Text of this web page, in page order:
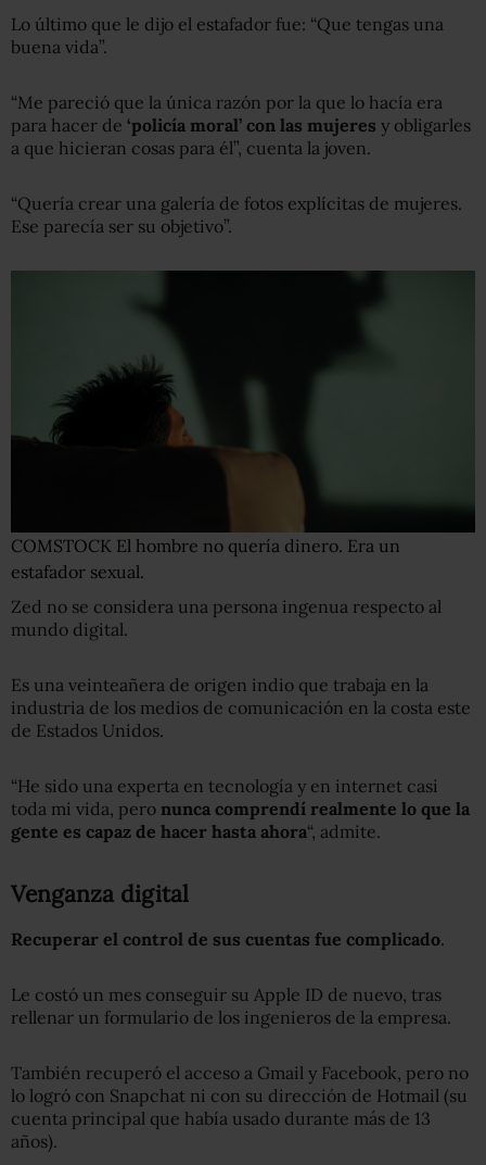
Lo último que le dijo el estafador fue: “Que tengas una
buena vida”.
“Me pareció que la única razón por la que lo hacía era
para hacer de ‘policía moral’ con las mujeres y obligarles
a que hicieran cosas para él”, cuenta la joven.
“Quería crear una galería de fotos explícitas de mujeres.
Ese parecía ser su objetivo”.
COMSTOCK El hombre no quería dinero. Era un
estafador sexual.
Zed no se considera una persona ingenua respecto al
mundo digital.
Es una veinteañera de origen indio que trabaja en la
industria de los medios de comunicación en la costa este
de Estados Unidos.
“He sido una experta en tecnología y en internet casi
toda mi vida, pero nunca comprendí realmente lo que la
gente es capaz de hacer hasta ahora“, admite.
Venganza digital
Recuperar el control de sus cuentas fue complicado.
Le costó un mes conseguir su Apple ID de nuevo, tras
rellenar un formulario de los ingenieros de la empresa.
También recuperó el acceso a Gmail y Facebook, pero no
lo logró con Snapchat ni con su dirección de Hotmail (su
cuenta principal que había usado durante más de 13
años).